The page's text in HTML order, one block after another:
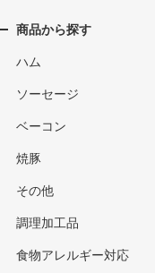
商品から探す
ハム
ソーセージ
ベーコン
焼豚
その他
調理加工品
食物アレルギー対応